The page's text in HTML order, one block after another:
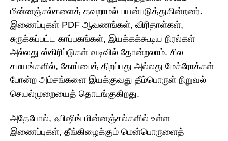
மின்னஞ்சல்களைத் தவறாமல் பயன்படுத்துகின்றனர்.
இணைப்புகள் PDF ஆவணங்கள், விரிதாள்கள்,
சுருக்கப்பட்ட காப்பகங்கள், இயக்கக்கூடிய நிரல்கள்
அல்லது ஸ்கிரிப்டுகள் வடிவில் தோன்றலாம். சில
சமயங்களில், கோப்பைத் திறப்பது அல்லது மேக்ரோக்கள்
போன்ற அம்சங்களை இயக்குவது தீம்பொருள் நிறுவல்
செயல்முறையைத் தொடங்குகிறது.
அதேபோல், ஃபிஷிங் மின்னஞ்சல்களில் உள்ள
இணைப்புகள், தீங்கிழைக்கும் மென்பொருளைத்